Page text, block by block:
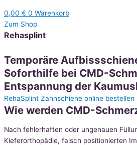
0,00 € 0 Warenkorb
Zum Shop
Rehasplint
Temporäre
Soforthilfe bei CMD-
Entspannung der
RehaSplint Zahnschiene online
Wie werden CMD-
Nach fehlerhaften oder ungenauen
Kieferorthopädie, falsch positionierten